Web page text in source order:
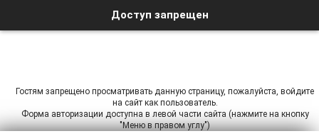
Доступ запрещен
Гостям запрещено просматривать данную страницу, пожалуйста, войдите
на сайт как пользователь.
Форма авторизации доступна в левой части сайта (нажмите на кнопку
"Меню в правом углу")